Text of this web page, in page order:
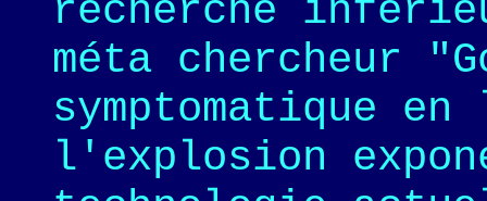
recherche
méta chercheur
symptomatique
l'explosion